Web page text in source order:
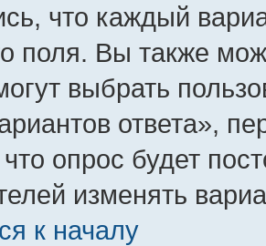
что каждый
поля. Вы также
выбрать
ответа»,
что опрос будет
изменять
к началу